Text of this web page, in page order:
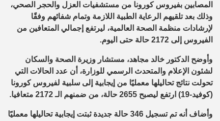
المصابين بفيروس كورونا من مستشفيات العزل والحجر الصحي،
وذلك بعد تلقيهم الرعاية الطبية اللازمة وتمام شفائهم وفقًا
لإرشادات منظمة الصحة العالمية، ليرتفع إجمالي المتعافين من
الفيروس إلى 2172 حالة حتى اليوم.
وأوضح الدكتور خالد مجاهد، مستشار وزيرة الصحة والسكان
لشئون الإعلام والمتحدث الرسمي للوزارة، أن عدد الحالات التي
تحولت نتائج تحاليلها معمليًا من إيجابية إلى سلبية لفيروس كورونا
(كوفيد-19) ارتفع ليصبح 2655 حالة، من ضمنهم الـ 2172 متعافيا.
وأضاف أنه تم تسجيل 346 حالة جديدة ثبتت إيجابية تحاليلها معمليًا